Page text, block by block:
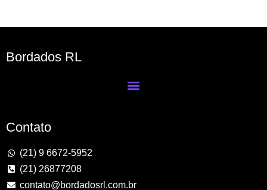
Bordados RL
Contato
(21) 9 6672-5952
(21) 26877208
contato@bordadosrl.com.br